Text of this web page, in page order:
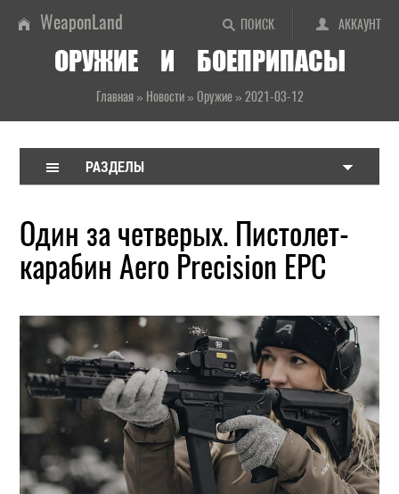
ПОИСК АККАУНТ
WeaponLand
ОРУЖИЕ И БОЕПРИПАСЫ
Главная» Новости» Оружие» 2021-03-12
РАЗДЕЛЫ
Один за четверых. Пистолет-
карабин Aero Precision EPC